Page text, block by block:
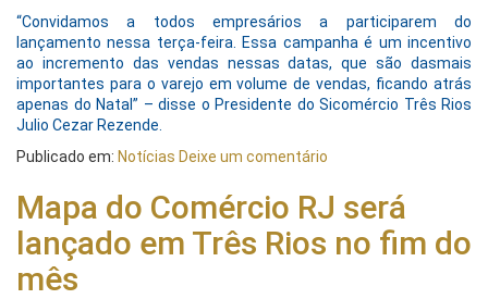
“Convidamos a todos empresários a participarem do
lançamento nessa terça-feira. Essa campanha é um incentivo
ao incremento das vendas nessas datas, que são dasmais
importantes para o varejo em volume de vendas, ficando atrás
apenas do Natal” – disse o Presidente do Sicomércio Três Rios
Julio Cezar Rezende.
Publicado em: Notícias Deixe um comentário
Mapa do Comércio RJ será
lançado em Três Rios no fim do
mês